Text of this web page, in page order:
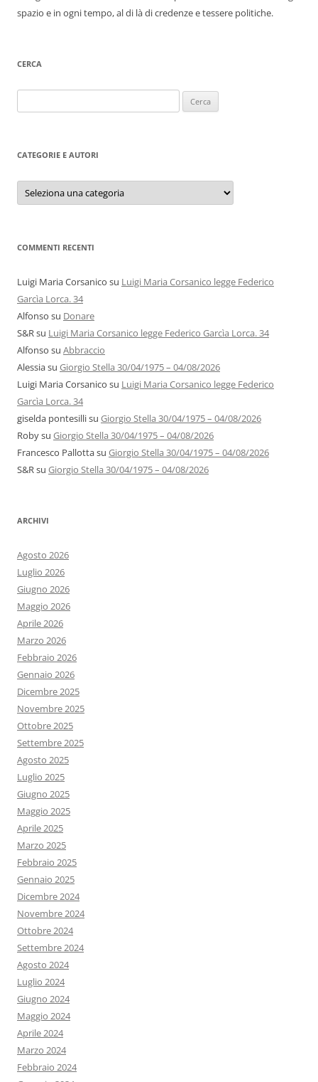
spazio e in ogni tempo, al di là di credenze e tessere politiche.
CERCA
per:
CATEGORIE E AUTORI
Categorie
autori
COMMENTI RECENTI
Luigi Maria Corsanico su Luigi Maria Corsanico legge Federico
Garcìa Lorca. 34
Alfonso su Donare
S&Rsu Luigi Maria Corsanico legge Federico Garcìa Lorca. 34
Alfonso su Abbraccio
Alessiasu Giorgio Stella 30/04/1975 – 04/08/2026
Luigi Maria Corsanico su Luigi Maria Corsanico legge Federico
Garcìa Lorca. 34
giselda pontesillisu Giorgio Stella 30/04/1975 – 04/08/2026
Robysu Giorgio Stella 30/04/1975 – 04/08/2026
Francesco Pallottasu Giorgio Stella 30/04/1975 – 04/08/2026
S&Rsu Giorgio Stella 30/04/1975 – 04/08/2026
ARCHIVI
Agosto 2026
Luglio 2026
Giugno 2026
Maggio 2026
Aprile 2026
Marzo 2026
Febbraio 2026
Gennaio 2026
Dicembre 2025
Novembre 2025
Ottobre 2025
Settembre 2025
Agosto 2025
Luglio 2025
Giugno 2025
Maggio 2025
Aprile 2025
Marzo 2025
Febbraio 2025
Gennaio 2025
Dicembre 2024
Novembre 2024
Ottobre 2024
Settembre 2024
Agosto 2024
Luglio 2024
Giugno 2024
Maggio 2024
Aprile 2024
Marzo 2024
Febbraio 2024